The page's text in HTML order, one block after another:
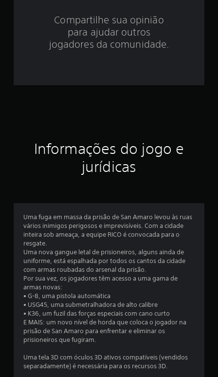
e
s
e
m
u
m
a
Compartilhe sua opinião
para ajudar outros
jogadores da comunidade.
Informações do jogo e
jurídicas
Uma fuga em massa da prisão de San Amaro levou às ruas
vários inimigos perigosos e imprevisíveis. Com a cidade
inteira sob ameaça, a equipe RICO é convocada para o
resgate.
Uma nova gangue letal de prisioneiros, alguns ainda de
uniforme, está espalhada por todos os cantos da cidade
com armas roubadas do arsenal da prisão.
Por sua vez, os jogadores têm acesso a uma gama de
armas novas:
• G-8, uma pistola automática
• USG45, uma submetralhadora de alto calibre
• K36, um fuzil das forças especiais com cano curto
E MAIS: um novo nível de horda que coloca o jogador na
prisão de San Amaro para enfrentar e eliminar os
prisioneiros que fugiram.
Uma tela 3D com óculos 3D ativos compatíveis (vendidos
separadamente) é necessária para os recursos 3D.